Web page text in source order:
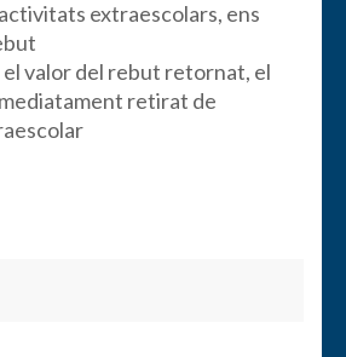
extraescolars, ens
el valor del rebut retornat, el
retirat de